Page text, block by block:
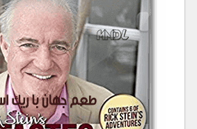
سرگرمی
شناخت کودکان
علم و فناوری
فرهنگ / هنر